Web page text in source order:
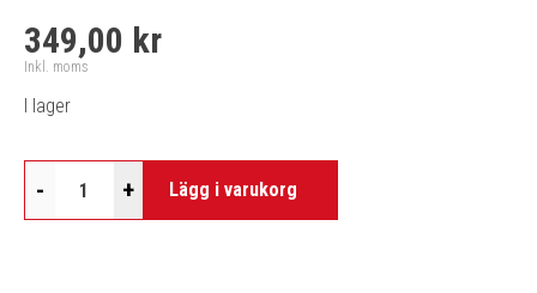
349,00 kr
Inkl. moms
I lager
- + Lägg i varukorg